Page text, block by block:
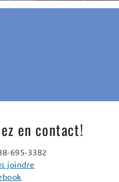
en contact!
695-3382
joindre